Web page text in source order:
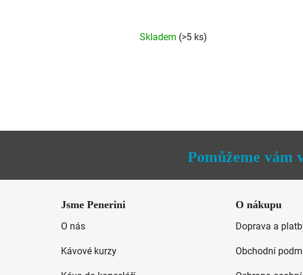
Skladem (>5 ks)
Pomůžeme vám
Jsme Penerini
O nás
Kávové kurzy
O nákupu
Doprava a
Obchodní